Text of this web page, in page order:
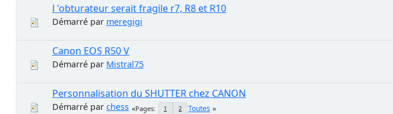
l 'obturateur serait fragile r7, R8 et R10
Démarré par meregigi
Canon EOS R50 V
Démarré par Mistral75
Personnalisation du SHUTTER chez CANON
Démarré par chess Pages 1 2 Toutes